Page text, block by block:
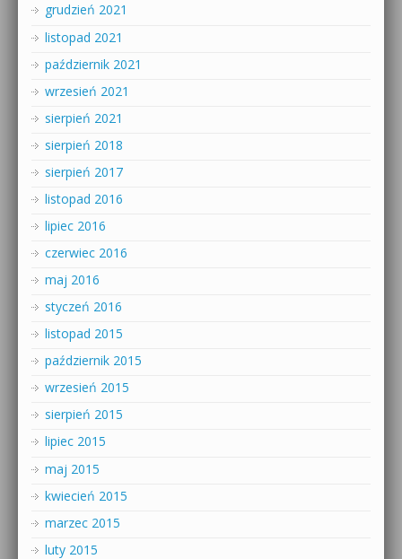
grudzień 2021
listopad 2021
październik 2021
wrzesień 2021
sierpień 2021
sierpień 2018
sierpień 2017
listopad 2016
lipiec 2016
czerwiec 2016
maj 2016
styczeń 2016
listopad 2015
październik 2015
wrzesień 2015
sierpień 2015
lipiec 2015
maj 2015
kwiecień 2015
marzec 2015
luty 2015